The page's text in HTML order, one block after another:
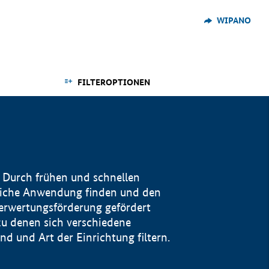
WIPANO
FILTEROPTIONEN
frühen und schnellen
Anwendung finden und den
gefördert
denen sich verschiedene
und Art der Einrichtung filtern.